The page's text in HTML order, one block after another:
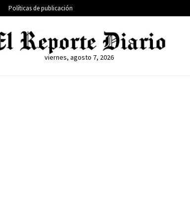
Políticas de publicación
viernes, agosto 7, 2026